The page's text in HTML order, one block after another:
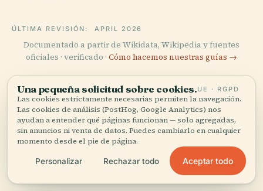
ÚLTIMA REVISIÓN: APRIL 2026
Documentado a partir de Wikidata, Wikipedia y fuentes
oficiales · verificado · Cómo hacemos nuestras guías →
Explora la zona
Ve Infanta Doña Isabel de
Borbón en el mapa y
Ver mapa
Una pequeña solicitud sobre cookies.UE · RGPD
Las cookies estrictamente necesarias permiten la navegación.
Las cookies de análisis (PostHog, Google Analytics) nos
ayudan a entender qué páginas funcionan — solo agregadas,
sin anuncios ni venta de datos. Puedes cambiarlo en cualquier
momento desde el pie de página.
Personalizar Rechazar todo Aceptar todo